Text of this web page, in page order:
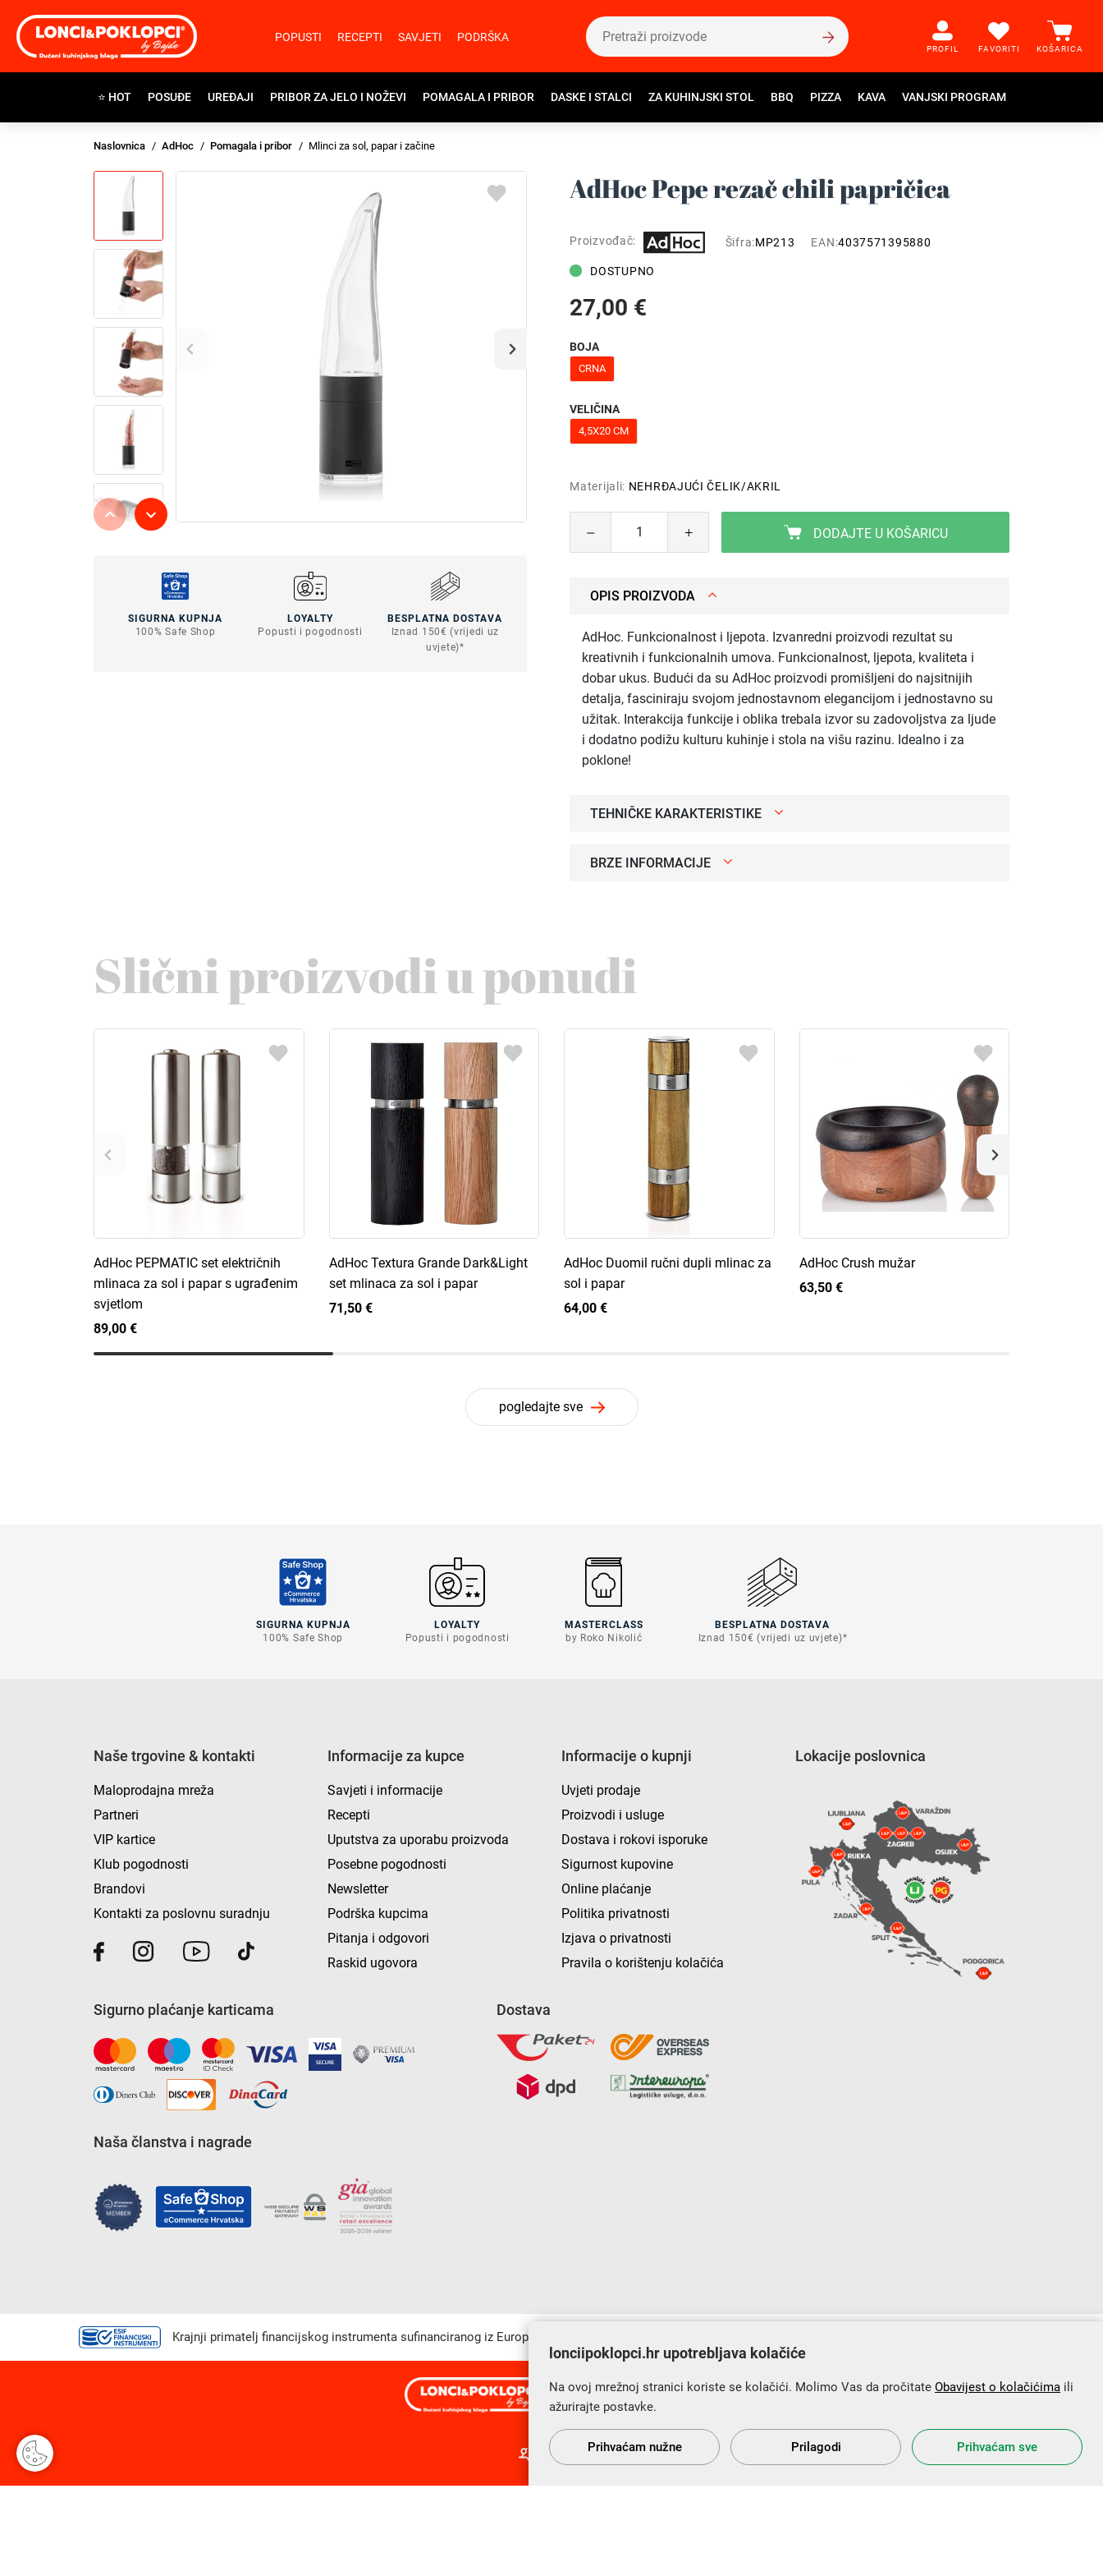
POPUSTI RECEPTI SAVJETI PODRŠKA
PROFIL FAVORITI KOŠARICA
⭐ HOT POSUĐE UREĐAJI PRIBOR ZA JELO I NOŽEVI POMAGALA I PRIBOR DASKE I STALCI ZA KUHINJSKI STOL BBQ PIZZA KAVA VANJSKI PROGRAM
Naslovnica AdHoc Pomagala i pribor Mlinci za sol, papar i začine
SIGURNA KUPNJA
100% Safe Shop
LOYALTY
Popusti i pogodnosti
BESPLATNA DOSTAVA
Iznad 150€ (vrijedi uz
uvjete)*
AdHoc Pepe rezač chili papričica
Proizvođač: Šifra:MP213 EAN:4037571395880
DOSTUPNO
27,00 €
BOJA
CRNA
VELIČINA
4,5X20 CM
Materijali: NEHRĐAJUĆI ČELIK/AKRIL
DODAJTE U KOŠARICU
OPIS PROIZVODA
AdHoc. Funkcionalnost i ljepota. Izvanredni proizvodi rezultat su
kreativnih i funkcionalnih umova. Funkcionalnost, ljepota, kvaliteta i
dobar ukus. Budući da su AdHoc proizvodi promišljeni do najsitnijih
detalja, fasciniraju svojom jednostavnom elegancijom i jednostavno su
užitak. Interakcija funkcije i oblika trebala izvor su zadovoljstva za ljude
i dodatno podižu kulturu kuhinje i stola na višu razinu. Idealno i za
poklone!
TEHNIČKE KARAKTERISTIKE
BRZE INFORMACIJE
Slični proizvodi u ponudi
AdHoc PEPMATIC set električnih
mlinaca za sol i papar s ugrađenim
svjetlom
89,00 €
AdHoc Textura Grande Dark&Light
set mlinaca za sol i papar
71,50 €
AdHoc Duomil ručni dupli mlinac za
sol i papar
64,00 €
AdHoc Crush mužar
63,50 €
pogledajte sve
SIGURNA KUPNJA
100% Safe Shop
LOYALTY
Popusti i pogodnosti
MASTERCLASS
by Roko Nikolić
BESPLATNA DOSTAVA
Iznad 150€ (vrijedi uz uvjete)*
Naše trgovine & kontakti
Maloprodajna mreža
Partneri
VIP kartice
Klub pogodnosti
Brandovi
Kontakti za poslovnu suradnju
Informacije za kupce
Savjeti i informacije
Recepti
Uputstva za uporabu proizvoda
Posebne pogodnosti
Newsletter
Podrška kupcima
Pitanja i odgovori
Raskid ugovora
Informacije o kupnji
Uvjeti prodaje
Proizvodi i usluge
Dostava i rokovi isporuke
Sigurnost kupovine
Online plaćanje
Politika privatnosti
Izjava o privatnosti
Pravila o korištenju kolačića
Lokacije poslovnica
Sigurno plaćanje karticama
Naša članstva i nagrade
Dostava
Krajnji primatelj financijskog instrumenta sufinanciranog iz Europskog fonda za regionalni razvoj u sklopu Operativnog programa „Konkurentnost i kohezija”.
s Vama od 2014. godine!
lonciipoklopci.hr upotrebljava kolačiće
Na ovoj mrežnoj stranici koriste se kolačići. Molimo Vas da pročitate Obavijest o kolačićima ili
ažurirajte postavke.
Prihvaćam nužne Prilagodi Prihvaćam sve